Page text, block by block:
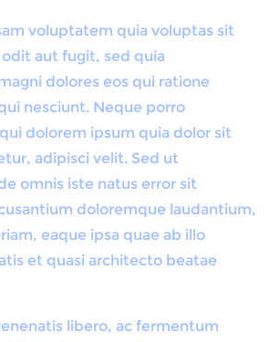
voluptatem quia voluptas sit
aut fugit, sed quia
dolores eos qui ratione
nesciunt. Neque porro
dolorem ipsum quia dolor sit
adipisci velit. Sed ut
omnis iste natus error sit
doloremque laudantium,
eaque ipsa quae ab illo
et quasi architecto beatae
libero, ac fermentum